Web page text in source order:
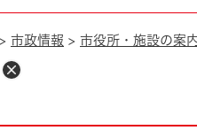
子育て
祉・健康・生活 生
入札・契約
環境
観光スポ
市の概要
市政
> 市政情報 > 市役所・施設の案